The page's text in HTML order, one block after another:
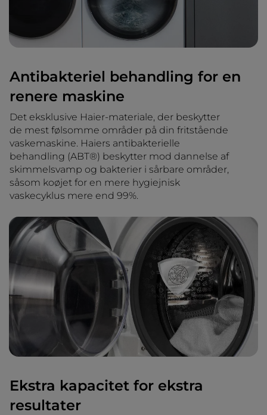
Antibakteriel behandling for en
renere maskine
Det eksklusive Haier-materiale, der beskytter
de mest følsomme områder på din fritstående
vaskemaskine. Haiers antibakterielle
behandling (ABT®) beskytter mod dannelse af
skimmelsvamp og bakterier i sårbare områder,
såsom koøjet for en mere hygiejnisk
vaskecyklus mere end 99%.
Ekstra kapacitet for ekstra
resultater